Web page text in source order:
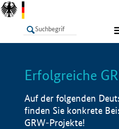
LISTE
Erfolgreiche
Auf der folgenden
finden Sie konkrete
GRW-Projekte!